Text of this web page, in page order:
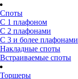
Споты
С 1 плафоном
С 2 плафонами
С 3 и более плафонами
Накладные споты
Встраиваемые споты
Торшеры